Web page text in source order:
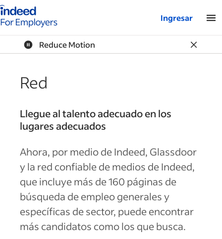
de inicio de Indeed: para empresas
Ingresar
Reduce Motion
Red
Llegue al talento adecuado en los
lugares adecuados
Ahora, por medio de Indeed, Glassdoor
y la red confiable de medios de Indeed,
que incluye más de 160 páginas de
búsqueda de empleo generales y
específicas de sector, puede encontrar
más candidatos como los que busca.